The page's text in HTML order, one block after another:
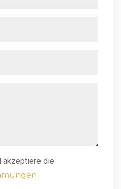
akzeptiere die